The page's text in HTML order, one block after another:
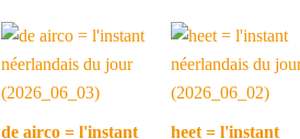
de airco = l'instant
heet = l'instant